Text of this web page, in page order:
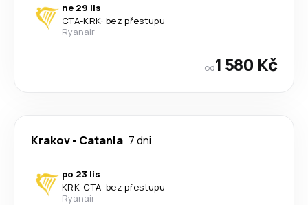
ne 29 lis
CTA-KRK· bez přestupu
Ryanair
od1 580 Kč
Krakov- Catania 7 dni
po 23 lis
KRK-CTA· bez přestupu
Ryanair